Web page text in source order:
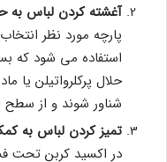
آغشته کردن لباس به
پارچه مورد نظر
استفاده می شود که
حلال پرکلرواتیلن یا
شناور شوند و از
تمیز کردن لباس به
در اکسید کربن تحت